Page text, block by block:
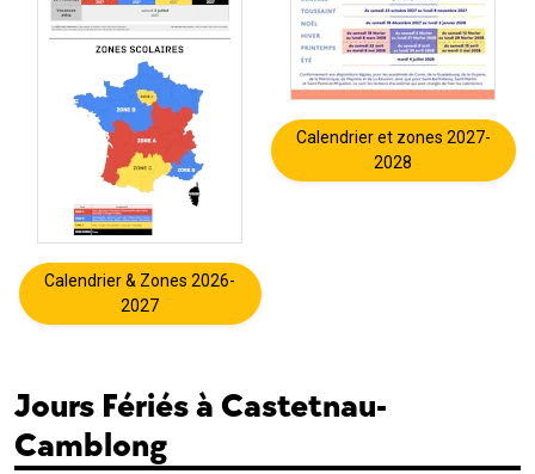
Calendrier & Zones 2026-
2027
Calendrier et zones 2027-
2028
Jours Fériés à Castetnau-
Camblong